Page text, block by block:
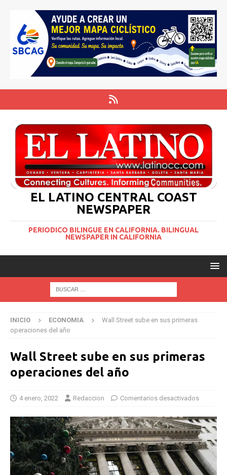
EL LATINO CENTRAL COAST
NEWSPAPER
PERIODICO BILINGUE EN CALIFORNIA. BILINGUAL
NEWSPAPER IN CALIFORNIA
INICIO ECONOMIA
Wall Street sube en sus primeras
operaciones del año
Wall Street sube en sus primeras
operaciones del año
4 enero, 2022 Redaccion Comentarios desactivados